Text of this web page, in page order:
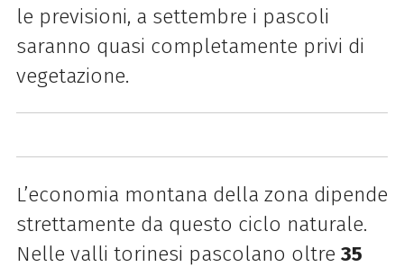
le previsioni, a settembre i pascoli
saranno quasi completamente privi di
vegetazione.
L’economia montana della zona dipende
strettamente da questo ciclo naturale.
Nelle valli torinesi pascolano oltre 35